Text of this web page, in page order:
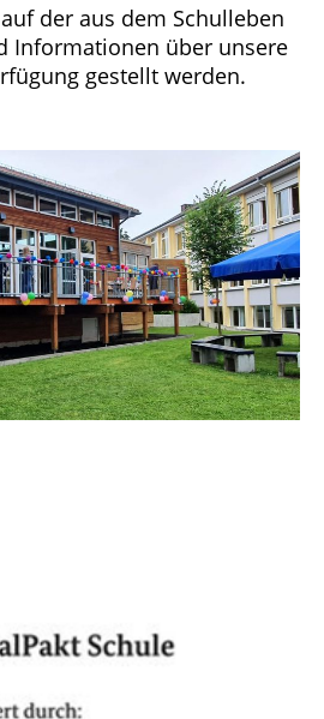
der aus dem Schulleben
Informationen über unsere
gestellt werden.